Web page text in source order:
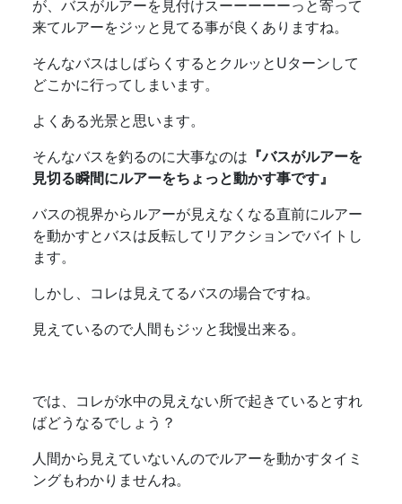
が、バスがルアーを見付けスーーーーーっと寄って
来てルアーをジッと見てる事が良くありますね。
そんなバスはしばらくするとクルッとUターンして
どこかに行ってしまいます。
よくある光景と思います。
そんなバスを釣るのに大事なのは 『バスがルアーを
見切る瞬間にルアーをちょっと動かす事です』
バスの視界からルアーが見えなくなる直前にルアー
を動かすとバスは反転してリアクションでバイトし
ます。
しかし、コレは見えてるバスの場合ですね。
見えているので人間もジッと我慢出来る。
では、コレが水中の見えない所で起きているとすれ
ばどうなるでしょう？
人間から見えていないんのでルアーを動かすタイミ
ングもわかりませんね。